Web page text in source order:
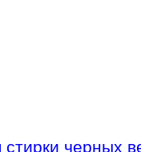
стирки черных